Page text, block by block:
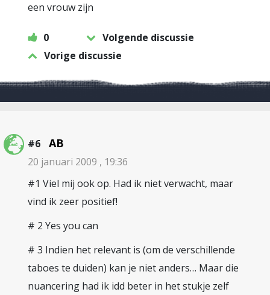
een vrouw zijn
0
Volgende discussie
Vorige discussie
#6 AB
20 januari 2009 , 19:36
#1 Viel mij ook op. Had ik niet verwacht, maar
vind ik zeer positief!
# 2 Yes you can
# 3 Indien het relevant is (om de verschillende
taboes te duiden) kan je niet anders… Maar die
nuancering had ik idd beter in het stukje zelf